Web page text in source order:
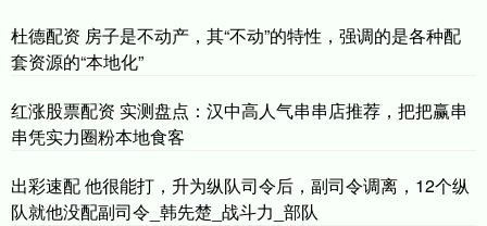
杜德配资 房子是不动产，其“不动”的特性，强调的是各种配
套资源的“本地化”
红涨股票配资 实测盘点：汉中高人气串串店推荐，把把赢串
串凭实力圈粉本地食客
出彩速配 他很能打，升为纵队司令后，副司令调离，12个纵
队就他没配副司令_韩先楚_战斗力_部队